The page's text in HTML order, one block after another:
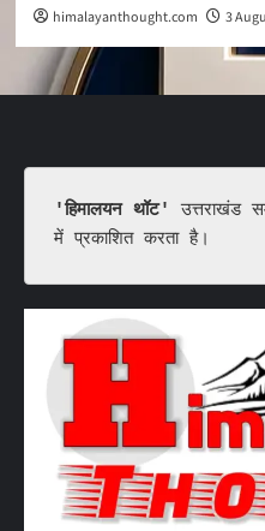
himalayanthought.com 3
'हिमालयन थॉट'
उत्तराखंड
में प्रकाशित करता है।